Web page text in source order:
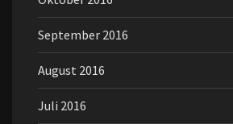
September 2016
August 2016
Juli 2016